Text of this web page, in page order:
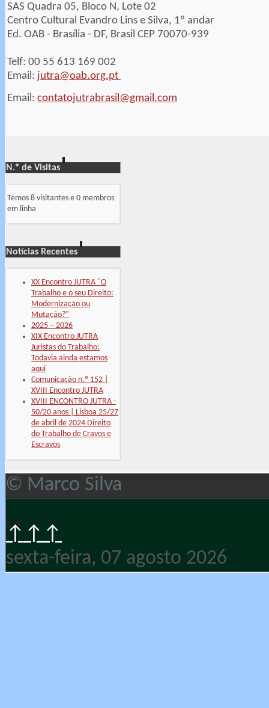
SAS Quadra 05, Bloco N, Lote 02
Centro Cultural Evandro Lins e Silva, 1º andar
Ed. OAB - Brasília - DF, Brasil CEP 70070-939
Telf: 00 55 613 169 002
Email: jutra@oab.org.pt
Email: contatojutrabrasil@gmail.com
N.º de Visitas
Temos 8 visitantes e 0 membros
em linha
Notícias Recentes
XX Encontro JUTRA "O
Trabalho e o seu Direito:
Modernização ou
Mutação?"
2025 – 2026
XIX Encontro JUTRA
Juristas do Trabalho:
Todavia ainda estamos
aqui
Comunicação n.º 152 |
XVIII Encontro JUTRA
XVIII ENCONTRO JUTRA -
50/20 anos | Lisboa 25/27
de abril de 2024 Direito
do Trabalho de Cravos e
Escravos
© Marco Silva
↑↑↑
sexta-feira, 07 agosto 2026